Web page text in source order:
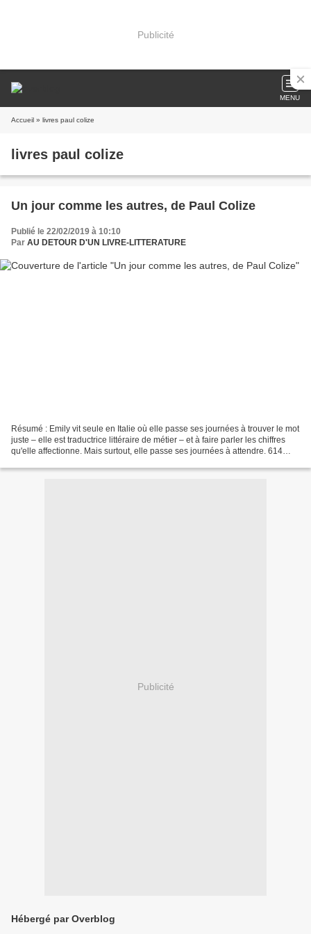
Publicité
MENU
Accueil » livres paul colize
livres paul colize
Un jour comme les autres, de Paul Colize
Publié le 22/02/2019 à 10:10
Par AU DETOUR D'UN LIVRE-LITTERATURE
Résumé : Emily vit seule en Italie où elle passe ses journées à trouver le mot
juste – elle est traductrice littéraire de métier – et à faire parler les chiffres
qu'elle affectionne. Mais surtout, elle passe ses journées à attendre. 614
Publicité
Hébergé par Overblog